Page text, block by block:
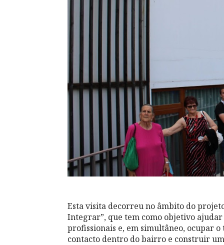
Esta visita decorreu no âmbito do
Integrar”, que tem como objetivo ajudar
profissionais e, em simultâneo, ocupar
contacto dentro do bairro e construir